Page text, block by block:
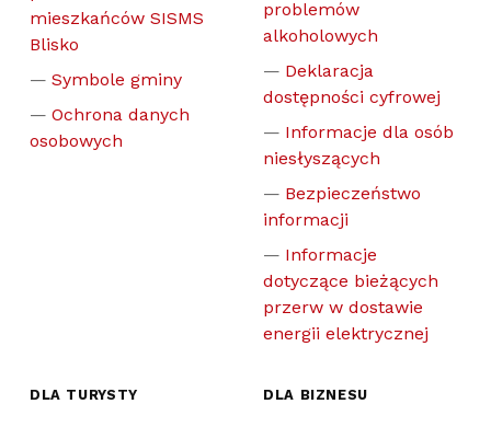
mieszkańców SISMS
Blisko
Symbole gminy
Ochrona danych
osobowych
problemów
alkoholowych
Deklaracja
dostępności cyfrowej
Informacje dla osób
niesłyszących
Bezpieczeństwo
informacji
Informacje
dotyczące bieżących
przerw w dostawie
energii elektrycznej
DLA TURYSTY DLA BIZNESU